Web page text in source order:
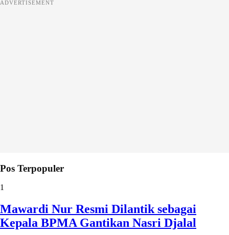
ADVERTISEMENT
Pos Terpopuler
1
Mawardi Nur Resmi Dilantik sebagai
Kepala BPMA Gantikan Nasri Djalal